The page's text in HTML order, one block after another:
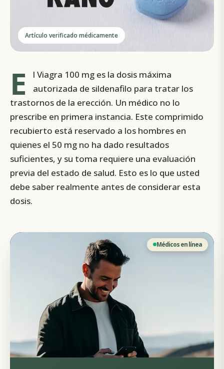
Artículo verificado médicamente
E
l Viagra 100 mg es la dosis máxima
autorizada de sildenafilo para tratar los
trastornos de la erección. Un médico no lo
prescribe en primera instancia. Este comprimido
recubierto está reservado a los hombres en
quienes el 50 mg no ha dado resultados
suficientes, y su toma requiere una evaluación
previa del estado de salud. Esto es lo que usted
debe saber realmente antes de considerar esta
dosis.
Médicos en línea